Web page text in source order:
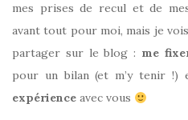
mes prises de recul et de
avant tout pour moi, mais je
partager sur le blog : me
pour un bilan (et m’y tenir !)
expérience avec vous